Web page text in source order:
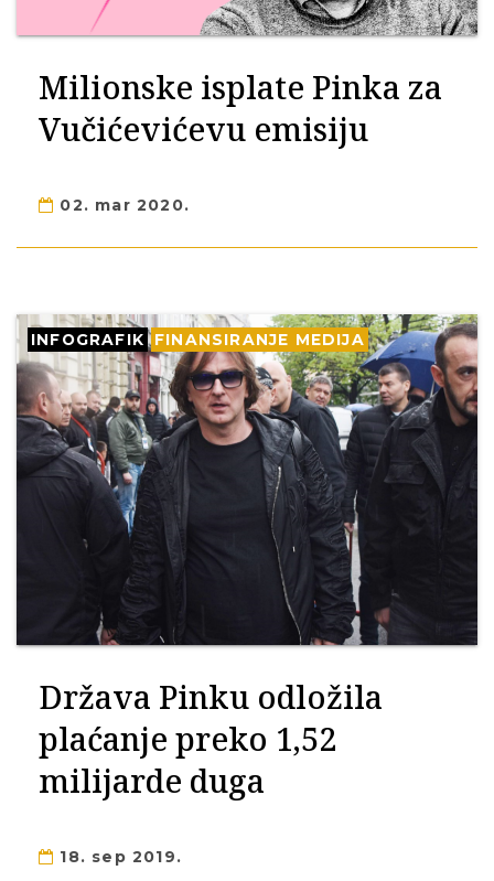
Milionske isplate Pinka za
Vučićevićevu emisiju
02. mar 2020.
INFOGRAFIK FINANSIRANJE MEDIJA
Država Pinku odložila
plaćanje preko 1,52
milijarde duga
18. sep 2019.